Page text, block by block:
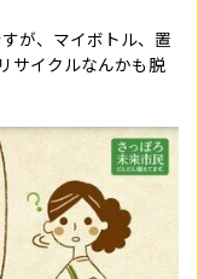
が、マイボトル、置
サイクルなんかも脱